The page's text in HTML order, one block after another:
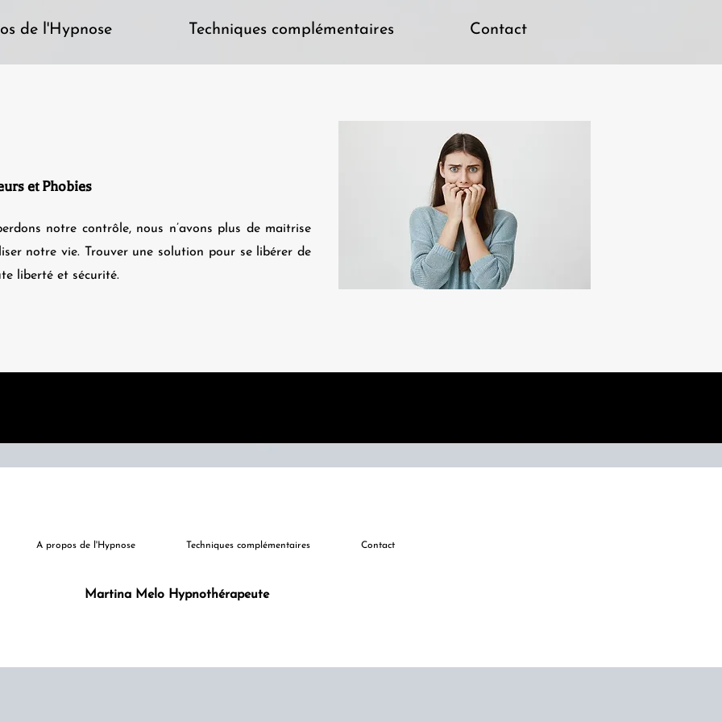
de l'Hypnose Techniques complémentaires Contact
et Phobies
notre contrôle, nous n’avons plus de maitrise
notre vie. Trouver une solution pour se libérer de
liberté et sécurité.
A propos de l'Hypnose Techniques complémentaires Contact
Martina Melo Hypnothérapeute